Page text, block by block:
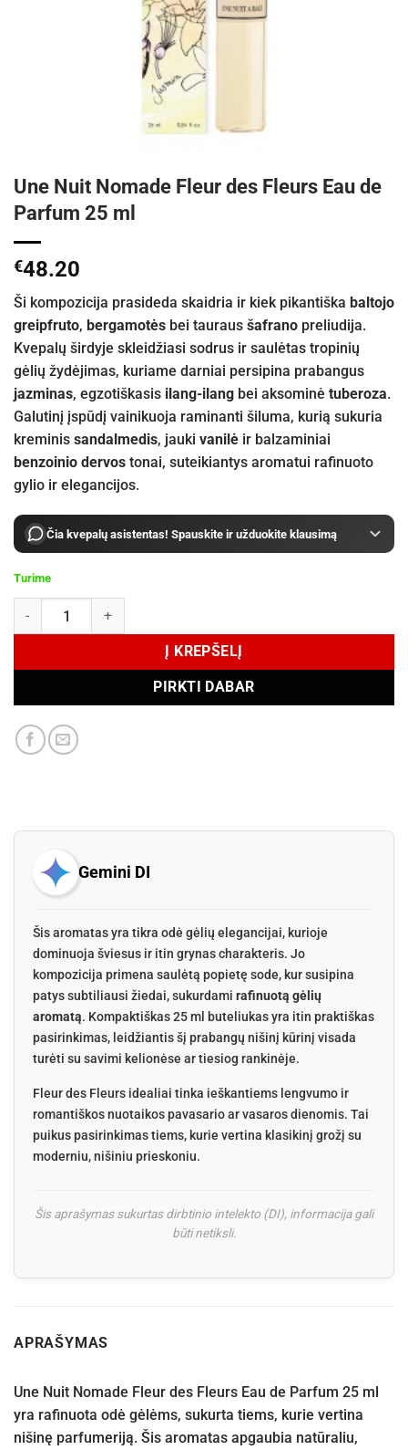
Une Nuit Nomade Fleur des Fleurs Eau de
Parfum 25 ml
€48.20
Ši kompozicija prasideda skaidria ir kiek pikantiška baltojo
greipfruto, bergamotės bei tauraus šafrano preliudija.
Kvepalų širdyje skleidžiasi sodrus ir saulėtas tropinių
gėlių žydėjimas, kuriame darniai persipina prabangus
jazminas, egzotiškasis ilang-ilang bei aksominė tuberoza.
Galutinį įspūdį vainikuoja raminanti šiluma, kurią sukuria
kreminis sandalmedis, jauki vanilė ir balzaminiai
benzoinio dervos tonai, suteikiantys aromatui rafinuoto
gylio ir elegancijos.
Čia kvepalų asistentas! Spauskite ir užduokite klausimą
Turime
produkto kiekis: Une Nuit Nomade Fleur des Fleurs Eau de Parfum
Į KREPŠELĮ
PIRKTI DABAR
Gemini DI
Šis aromatas yra tikra odė gėlių elegancijai, kurioje
dominuoja šviesus ir itin grynas charakteris. Jo
kompozicija primena saulėtą popietę sode, kur susipina
patys subtiliausi žiedai, sukurdami rafinuotą gėlių
aromatą. Kompaktiškas 25 ml buteliukas yra itin praktiškas
pasirinkimas, leidžiantis šį prabangų nišinį kūrinį visada
turėti su savimi kelionėse ar tiesiog rankinėje.
Fleur des Fleurs idealiai tinka ieškantiems lengvumo ir
romantiškos nuotaikos pavasario ar vasaros dienomis. Tai
puikus pasirinkimas tiems, kurie vertina klasikinį grožį su
moderniu, nišiniu prieskoniu.
Šis aprašymas sukurtas dirbtinio intelekto (DI), informacija gali
būti netiksli.
APRAŠYMAS
Une Nuit Nomade Fleur des Fleurs Eau de Parfum 25 ml
yra rafinuota odė gėlėms, sukurta tiems, kurie vertina
nišinę parfumeriją. Šis aromatas apgaubia natūraliu,